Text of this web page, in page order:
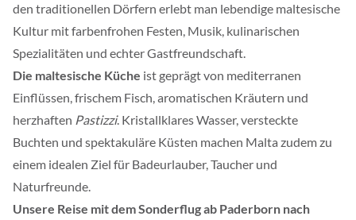
den traditionellen Dörfern erlebt man lebendige maltesische
Kultur mit farbenfrohen Festen, Musik, kulinarischen
Spezialitäten und echter Gastfreundschaft.
Die maltesische Küche ist geprägt von mediterranen
Einflüssen, frischem Fisch, aromatischen Kräutern und
herzhaften Pastizzi. Kristallklares Wasser, versteckte
Buchten und spektakuläre Küsten machen Malta zudem zu
einem idealen Ziel für Badeurlauber, Taucher und
Naturfreunde.
Unsere Reise mit dem Sonderflug ab Paderborn nach